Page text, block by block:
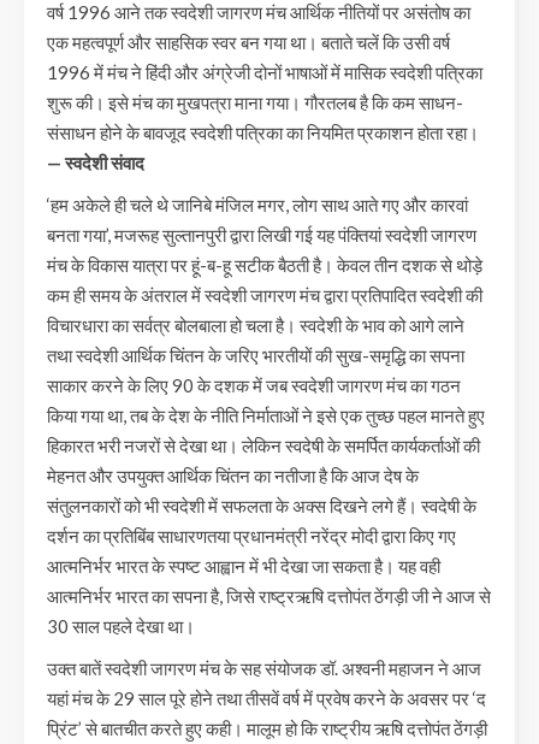
वर्ष 1996 आने तक स्वदेशी जागरण मंच आर्थिक नीतियों पर असंतोष का
एक महत्वपूर्ण और साहसिक स्वर बन गया था। बताते चलें कि उसी वर्ष
1996 में मंच ने हिंदी और अंग्रेजी दोनों भाषाओं में मासिक स्वदेशी पत्रिका
शुरू की। इसे मंच का मुखपत्रा माना गया। गौरतलब है कि कम साधन-
संसाधन होने के बावजूद स्वदेशी पत्रिका का नियमित प्रकाशन होता रहा।
— स्वदेशी संवाद
‘हम अकेले ही चले थे जानिबे मंजिल मगर, लोग साथ आते गए और कारवां
बनता गया’, मजरूह सुल्तानपुरी द्वारा लिखी गई यह पंक्तियां स्वदेशी जागरण
मंच के विकास यात्रा पर हूं-ब-हू सटीक बैठती है। केवल तीन दशक से थोड़े
कम ही समय के अंतराल में स्वदेशी जागरण मंच द्वारा प्रतिपादित स्वदेशी की
विचारधारा का सर्वत्र बोलबाला हो चला है। स्वदेशी के भाव को आगे लाने
तथा स्वदेशी आर्थिक चिंतन के जरिए भारतीयों की सुख-समृद्धि का सपना
साकार करने के लिए 90 के दशक में जब स्वदेशी जागरण मंच का गठन
किया गया था, तब के देश के नीति निर्माताओं ने इसे एक तुच्छ पहल मानते हुए
हिकारत भरी नजरों से देखा था। लेकिन स्वदेषी के समर्पित कार्यकर्ताओं की
मेहनत और उपयुक्त आर्थिक चिंतन का नतीजा है कि आज देष के
संतुलनकारों को भी स्वदेशी में सफलता के अक्स दिखने लगे हैं। स्वदेषी के
दर्शन का प्रतिबिंब साधारणतया प्रधानमंत्री नरेंद्र मोदी द्वारा किए गए
आत्मनिर्भर भारत के स्पष्ट आह्वान में भी देखा जा सकता है। यह वही
आत्मनिर्भर भारत का सपना है, जिसे राष्ट्रऋषि दत्तोपंत ठेंगड़ी जी ने आज से
30 साल पहले देखा था।
उक्त बातें स्वदेशी जागरण मंच के सह संयोजक डॉ. अश्वनी महाजन ने आज
यहां मंच के 29 साल पूरे होने तथा तीसवें वर्ष में प्रवेष करने के अवसर पर ‘द
प्रिंट’ से बातचीत करते हुए कही। मालूम हो कि राष्ट्रीय ऋषि दत्तोपंत ठेंगड़ी